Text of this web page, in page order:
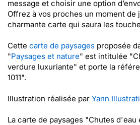
message et choisir une option
Offrez à vos proches un moment de
charmante carte qui saura les
Cette carte de paysages proposée
"Paysages et nature" est intitulée
verdure luxuriante" et porte la
1011".
Illustration réalisée par Yann
La carte de paysages "Chutes